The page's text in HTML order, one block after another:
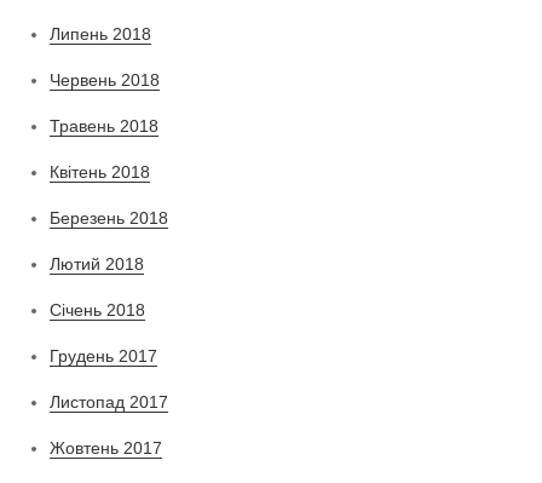
Липень 2018
Червень 2018
Травень 2018
Квітень 2018
Березень 2018
Лютий 2018
Січень 2018
Грудень 2017
Листопад 2017
Жовтень 2017